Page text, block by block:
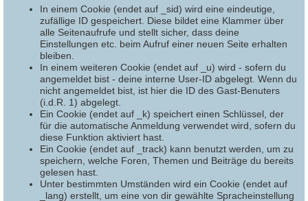
In einem Cookie (endet auf _sid) wird eine eindeutige,
zufällige ID gespeichert. Diese bildet eine Klammer über
alle Seitenaufrufe und stellt sicher, dass deine
Einstellungen etc. beim Aufruf einer neuen Seite erhalten
bleiben.
In einem weiteren Cookie (endet auf _u) wird - sofern du
angemeldet bist - deine interne User-ID abgelegt. Wenn du
nicht angemeldet bist, ist hier die ID des Gast-Benuters
(i.d.R. 1) abgelegt.
Ein Cookie (endet auf _k) speichert einen Schlüssel, der
für die automatische Anmeldung verwendet wird, sofern du
diese Funktion aktiviert hast.
Ein Cookie (endet auf _track) kann benutzt werden, um zu
speichern, welche Foren, Themen und Beiträge du bereits
gelesen hast.
Unter bestimmten Umständen wird ein Cookie (endet auf
_lang) erstellt, um eine von dir gewählte Spracheinstellung